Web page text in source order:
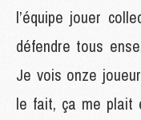
l’équipe jouer
défendre tous
Je vois onze
le fait, ça me plait